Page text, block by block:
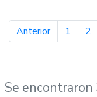
Anteriorpágina
1 2
Se encontraron